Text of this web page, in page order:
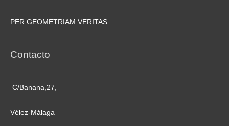
PER GEOMETRIAM VERITAS
Contacto
C/Banana,27,
Vélez-Málaga